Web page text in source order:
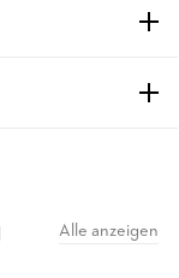
Alle anzeigen